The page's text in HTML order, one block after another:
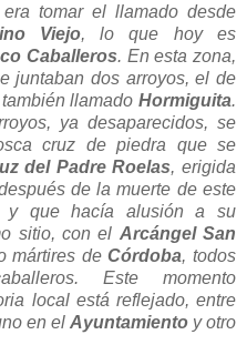
tomar el llamado desde
Viejo, lo que hoy es
Caballeros. En esta zona,
juntaban dos arroyos, el de
llamado Hormiguita.
ya desaparecidos, se
cruz de piedra que se
del Padre Roelas, erigida
de la muerte de este
y que hacía alusión a su
sitio, con el Arcángel San
mártires deCórdoba, todos
Este momento
local está reflejado, entre
en el Ayuntamientoy otro